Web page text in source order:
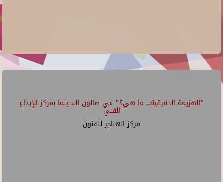
"الهزيمة الحقيقية.. ما هي؟" في صالون السينما بمركز الإبداع
الفني
مركز الهناجر للفنون